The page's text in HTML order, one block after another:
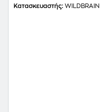
- 12 cm
Κατασκευαστής: WILDBRAIN